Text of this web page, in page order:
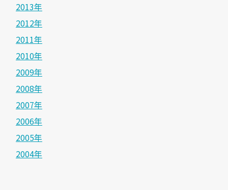
2013年
2012年
2011年
2010年
2009年
2008年
2007年
2006年
2005年
2004年